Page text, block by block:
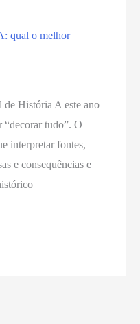
qual o melhor
de História A este ano
“decorar tudo”. O
interpretar fontes,
e consequências e